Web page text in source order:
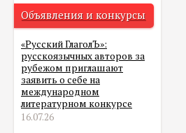
Объявления и конкурсы
«Русский ГлаголЪ»:
русскоязычных авторов за
рубежом приглашают
заявить о себе на
международном
литературном конкурсе
16.07.26